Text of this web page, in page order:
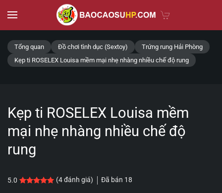
Skip to main content
Tổng quan Đồ chơi tình dục (Sextoy)
Trứng rung Hải Phòng
Kẹp ti ROSELEX Louisa mềm mại nhẹ nhàng nhiều chế độ rung
Kẹp ti ROSELEX Louisa mềm
mại nhẹ nhàng nhiều chế độ
rung
5.0 5.0 trên 5 dựa trên
4 đánh giá
(4đánh giá) Đã bán 18